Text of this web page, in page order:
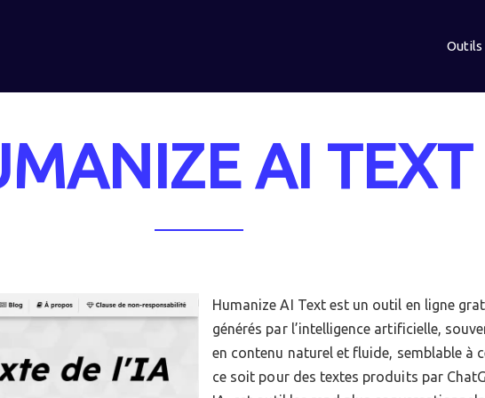
Outils
AI TEXT
Humanize AI Text est un outil en ligne
générés par l’intelligence artificielle,
en contenu naturel et fluide, semblable à
ce soit pour des textes produits par